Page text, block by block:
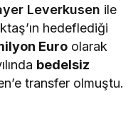
Leverkusen ile
hedeflediği
Euro olarak
bedelsiz
transfer olmuştu.